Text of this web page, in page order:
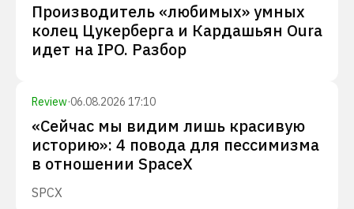
Производитель «любимых» умных
колец Цукерберга и Кардашьян Oura
идет на IPO. Разбор
Review·06.08.2026 17:10
«Сейчас мы видим лишь красивую
историю»: 4 повода для пессимизма
в отношении SpaceX
SPCX